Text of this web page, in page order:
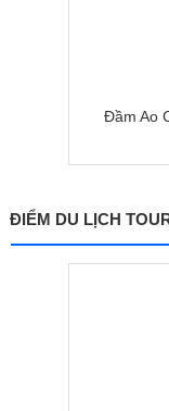
Đầm Ao
ĐIỂM DU LỊCH